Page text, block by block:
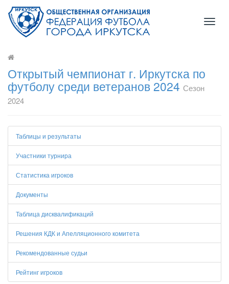
Открытый чемпионат г. Иркутска по
футболу среди ветеранов 2024 Сезон
2024
Таблицы и результаты
Участники турнира
Статистика игроков
Документы
Таблица дисквалификаций
Решения КДК и Апелляционного комитета
Рекомендованные судьи
Рейтинг игроков